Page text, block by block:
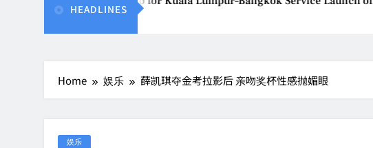
HEADLINES
Aug 7, 2026
Home 娱乐 薛凯琪夺金考拉影后 亲吻奖杯性感抛媚眼
娱乐